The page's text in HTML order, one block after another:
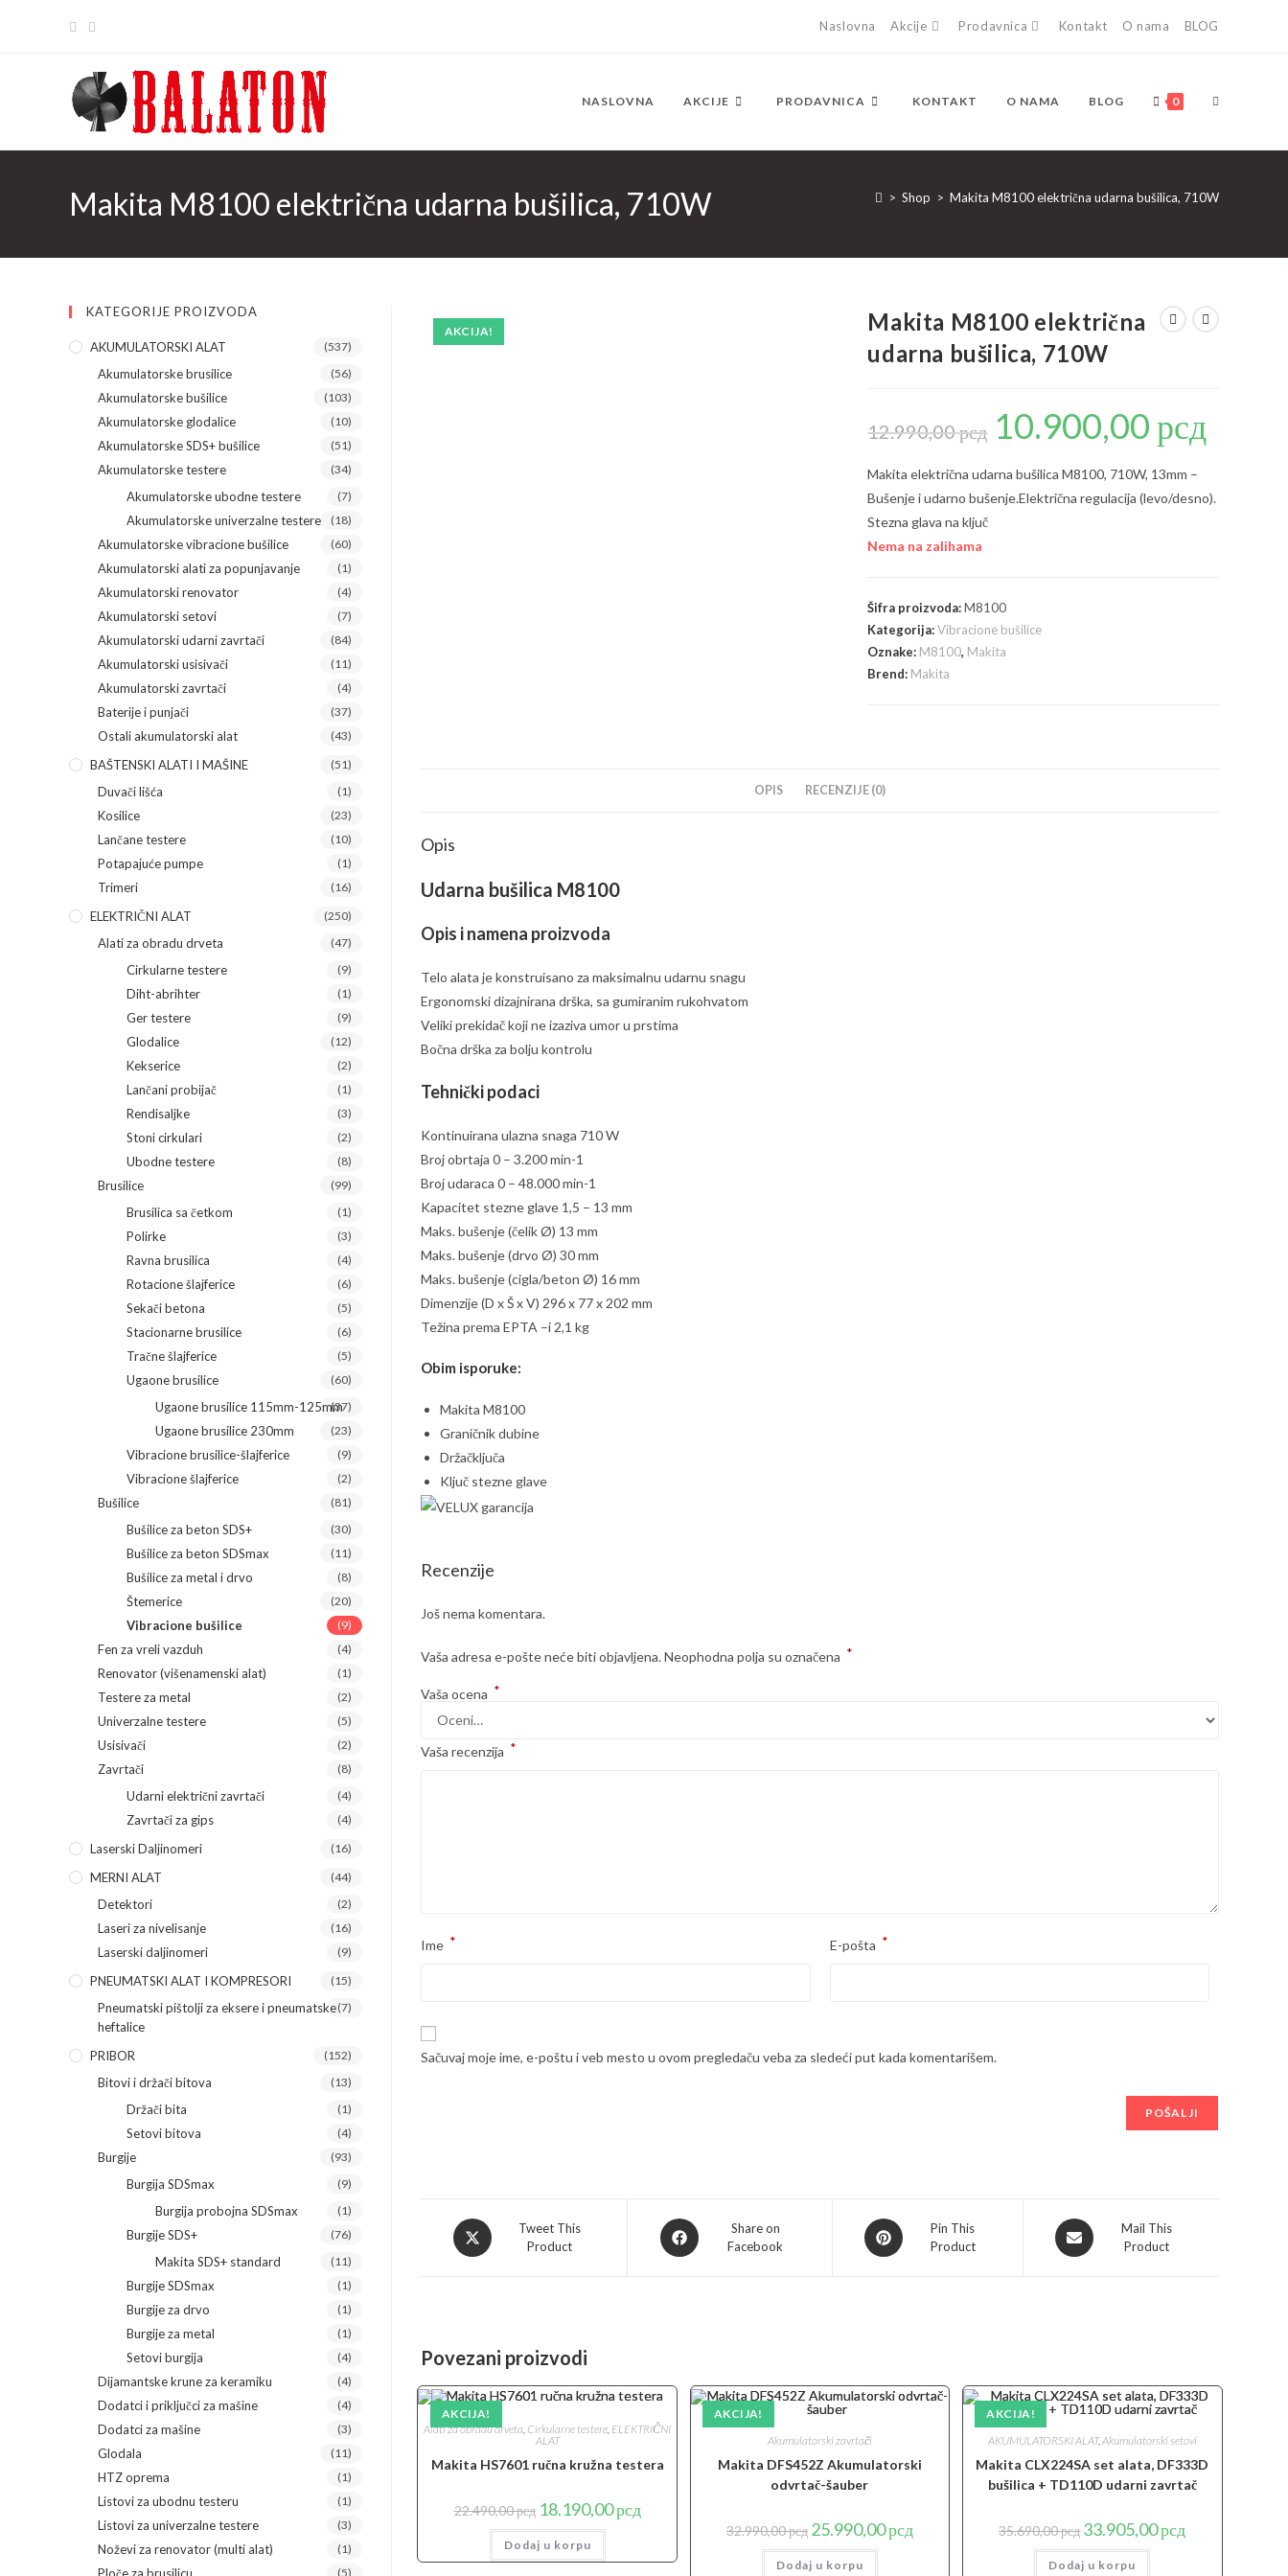
Naslovna Akcije Prodavnica Kontakt O nama BLOG
NASLOVNA AKCIJE PRODAVNICA KONTAKT O NAMA BLOG 0 TOGGLE
WEBSITE
Makita M8100 električna udarna bušilica, 710W > Shop > Makita M8100 električna udarna bušilica, 710W
AKCIJA!
Makita M8100 električna
udarna bušilica, 710W
12.990,00рсд
Originalna
cena
je
12.990,00 рсд.
10.900,00рсдje:
Makita električna udarna bušilica M8100, 710W, 13mm –
Bušenje i udarno bušenje.Električna regulacija (levo/desno).
Stezna glava na ključ
Nema na zalihama
Šifra proizvoda:M8100
Kategorija:Vibracione bušilice
Oznake: M8100, Makita
Brend: Makita
OPIS RECENZIJE (0)
Opis
Udarna bušilica M8100
Opis i namena proizvoda
Telo alata je konstruisano za maksimalnu udarnu snagu
Ergonomski dizajnirana drška, sa gumiranim rukohvatom
Veliki prekidač koji ne izaziva umor u prstima
Bočna drška za bolju kontrolu
Tehnički podaci
Kontinuirana ulazna snaga 710 W
Broj obrtaja 0 – 3.200 min-1
Broj udaraca 0 – 48.000 min-1
Kapacitet stezne glave 1,5 – 13 mm
Maks. bušenje (čelik Ø) 13 mm
Maks. bušenje (drvo Ø) 30 mm
Maks. bušenje (cigla/beton Ø) 16 mm
Dimenzije (D x Š x V) 296 x 77 x 202 mm
Težina prema EPTA –i 2,1 kg
Obim isporuke:
Makita M8100
Graničnik dubine
Držačključa
Ključ stezne glave
Recenzije
Još nema komentara.
Vaša adresa e-pošte neće biti objavljena.Neophodna polja su označena *
Vaša ocena *
Vaša recenzija *
Ime * E-pošta *
Sačuvaj moje ime, e-poštu i veb mesto u ovom pregledaču veba za sledeći put kada komentarišem.
Opens
in
Tweet This
Product
Opens
in
Share on
Facebook
Opens
in
Pin This
Product
Opens
in
Mail This
Product
Povezani proizvodi
AKCIJA!
Alati za obradu drveta, Cirkularne testere, ELEKTRIČNI
ALAT
Makita HS7601 ručna kružna testera
22.490,00рсд Originalna
cena
je
bila:
22.490,00 рсд.
18.190,00рсдTrenutna
cena
Dodaj u korpu
AKCIJA!
Akumulatorski zavrtači
Makita DFS452Z Akumulatorski
odvrtač-šauber
32.990,00рсд Originalna
cena
je
bila:
25.990,00рсдTrenutna
cena
Dodaj u korpu
AKCIJA!
AKUMULATORSKI ALAT,Akumulatorski setovi
Makita CLX224SA set alata, DF333D
bušilica + TD110D udarni zavrtač
35.690,00рсд Originalna
cena
je
bila:
33.905,00рсдTrenutna
cena
Dodaj u korpu
KATEGORIJE PROIZVODA
AKUMULATORSKI ALAT (537)
Akumulatorske brusilice (56)
Akumulatorske bušilice (103)
Akumulatorske glodalice (10)
Akumulatorske SDS+ bušilice (51)
Akumulatorske testere (34)
Akumulatorske ubodne testere (7)
Akumulatorske univerzalne testere (18)
Akumulatorske vibracione bušilice (60)
Akumulatorski alati za popunjavanje (1)
Akumulatorski renovator (4)
Akumulatorski setovi (7)
Akumulatorski udarni zavrtači (84)
Akumulatorski usisivači (11)
Akumulatorski zavrtači (4)
Baterije i punjači (37)
Ostali akumulatorski alat (43)
BAŠTENSKI ALATI I MAŠINE (51)
Duvači lišća (1)
Kosilice (23)
Lančane testere (10)
Potapajuće pumpe (1)
Trimeri (16)
ELEKTRIČNI ALAT (250)
Alati za obradu drveta (47)
Cirkularne testere (9)
Diht-abrihter (1)
Ger testere (9)
Glodalice (12)
Kekserice (2)
Lančani probijač (1)
Rendisaljke (3)
Stoni cirkulari (2)
Ubodne testere (8)
Brusilice (99)
Brusilica sa četkom (1)
Polirke (3)
Ravna brusilica (4)
Rotacione šlajferice (6)
Sekači betona (5)
Stacionarne brusilice (6)
Tračne šlajferice (5)
Ugaone brusilice (60)
Ugaone brusilice 115mm-125mm
(37)
Ugaone brusilice 230mm (23)
Vibracione brusilice-šlajferice (9)
Vibracione šlajferice (2)
Bušilice (81)
Bušilice za beton SDS+ (30)
Bušilice za beton SDSmax (11)
Bušilice za metal i drvo (8)
Štemerice (20)
Vibracione bušilice (9)
Fen za vreli vazduh (4)
Renovator (višenamenski alat) (1)
Testere za metal (2)
Univerzalne testere (5)
Usisivači (2)
Zavrtači (8)
Udarni električni zavrtači (4)
Zavrtači za gips (4)
Laserski Daljinomeri (16)
MERNI ALAT (44)
Detektori (2)
Laseri za nivelisanje (16)
Laserski daljinomeri (9)
PNEUMATSKI ALAT I KOMPRESORI (15)
Pneumatski pištolji za eksere i pneumatske
heftalice
(7)
PRIBOR (152)
Bitovi i držači bitova (13)
Držači bita (1)
Setovi bitova (4)
Burgije (93)
Burgija SDSmax (9)
Burgija probojna SDSmax (1)
Burgije SDS+ (76)
Makita SDS+ standard (11)
Burgije SDSmax (1)
Burgije za drvo (1)
Burgije za metal (1)
Setovi burgija (4)
Dijamantske krune za keramiku (4)
Dodatci i priključci za mašine (4)
Dodatci za mašine (3)
Glodala (11)
HTZ oprema (1)
Listovi za ubodnu testeru (1)
Listovi za univerzalne testere (3)
Noževi za renovator (multi alat) (1)
(5)